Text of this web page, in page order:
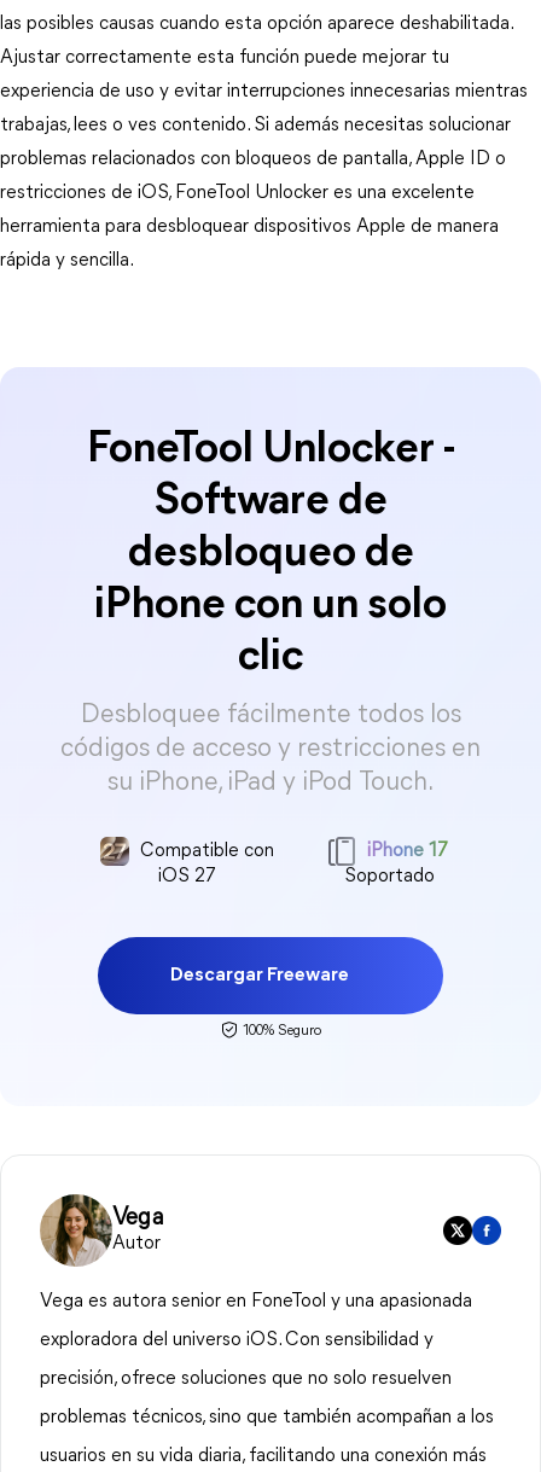
las posibles causas cuando esta opción aparece deshabilitada.
Ajustar correctamente esta función puede mejorar tu
experiencia de uso y evitar interrupciones innecesarias mientras
trabajas, lees o ves contenido. Si además necesitas solucionar
problemas relacionados con bloqueos de pantalla, Apple ID o
restricciones de iOS, FoneTool Unlocker es una excelente
herramienta para desbloquear dispositivos Apple de manera
rápida y sencilla.
FoneTool Unlocker -
Software de
desbloqueo de
iPhone con un solo
clic
Desbloquee fácilmente todos los
códigos de acceso y restricciones en
su iPhone, iPad y iPod Touch.
Compatible con
iOS 27
iPhone 17
Soportado
Descargar Freeware
100% Seguro
Vega
Autor
Vega es autora senior en FoneTool y una apasionada
exploradora del universo iOS. Con sensibilidad y
precisión, ofrece soluciones que no solo resuelven
problemas técnicos, sino que también acompañan a los
usuarios en su vida diaria, facilitando una conexión más